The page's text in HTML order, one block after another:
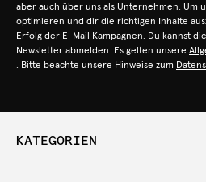
aber auch über uns als Unternehmen. Um
optimieren und dir die richtigen Inhalte
Erfolg der E-Mail Kampagnen. Du kannst
Newsletter abmelden. Es gelten unsere
. Bitte beachte unsere Hinweise zum
KATEGORIEN